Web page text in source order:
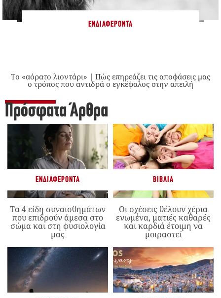
ΕΝΔΙΑΦΈΡΟΝΤΑ
Το «αόρατο λιοντάρι» | Πώς επηρεάζει τις αποφάσεις μας
ο τρόπος που αντιδρά ο εγκέφαλος στην απειλή
Πρόσφατα Άρθρα
ΕΝΔΙΑΦΈΡΟΝΤΑ
Τα 4 είδη συναισθημάτων
που επιδρούν άμεσα στο
σώμα και στη φυσιολογία
μας
ΒΙΒΛΊΑ
Οι σχέσεις θέλουν χέρια
ενωμένα, ματιές καθαρές
και καρδιά έτοιμη να
μοιραστεί